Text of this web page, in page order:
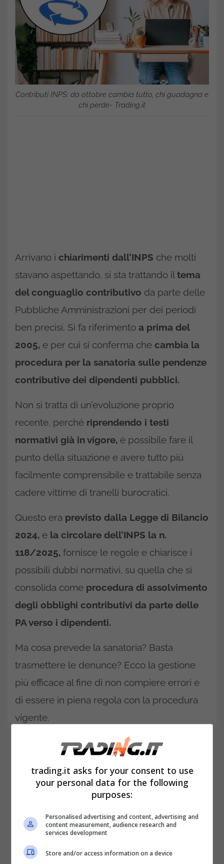
Contributi INPS: da ottobre cambia tutto, chi guadagna e
chi perde- Trading.it
Arrivano i chiarimenti dall’INPS che molti
stavano aspettando, si sta trattando il tema
del conguaglio contributivo da parte delle
Pubbliche Amministrazioni per dei periodi
ben precisi. Si fa riferimento a prima del
2005, e per cui si conferma che cambia la
procedura per la sanatoria sulle pendenze
contributive dei dipendenti pubblici.
Non si tratta di un’evoluzione proprio
recente, perché riprendendo i testi
normativi già in vigore, è possibile fare il
punto della situazione e avere tutto più
facilmente comprensibile e trattabile senza
cadere vittime di tranelli burocratici.
Questo era previsto dalla Legge di Bilancio
2024, e la circolare dell’INPS la n.
118/2025, fornisce le regole e chiarisce i
possibili dubbi normativi, su quella che si
consolida come procedura di assolvimento
degli obblighi contributivi da parte delle
PA verso i dipendenti.
Ma cosa prevede la sanatoria? Basta
trasmettere le denunce? Ecco la gestione
più efficace al fine di non compiere errori e
di essere in piena regola con la procedura
vigente.
Indicazioni pratiche sugli
aggiornamenti dei contributi
INPS
trading.it asks for your consent to use
your personal data for the following
purposes:
Personalised advertising and content, advertising and
content measurement, audience research and
services development
Store and/or access information on a device